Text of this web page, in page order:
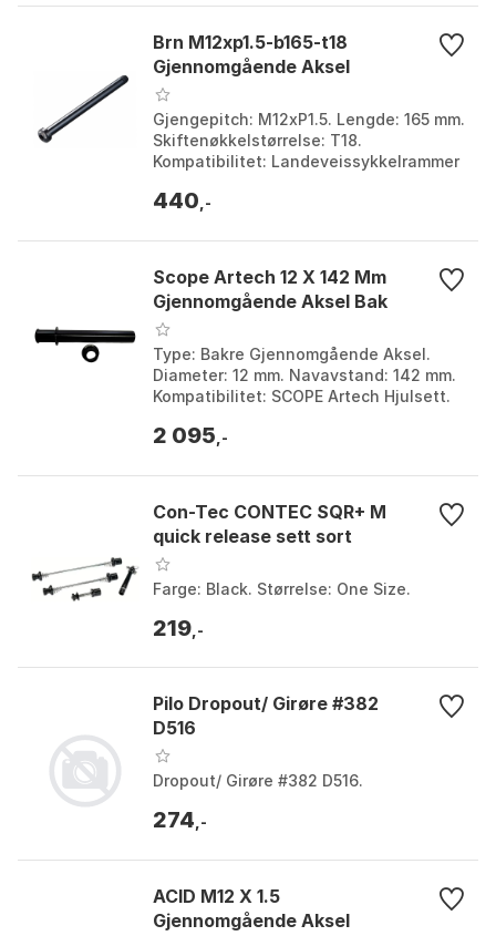
Brn M12xp1.5-b165-t18
Gjennomgående Aksel
Gjengepitch: M12xP1.5. Lengde: 165 mm.
Skiftenøkkelstørrelse: T18.
Kompatibilitet: Landeveissykkelrammer
Black 2. Stør...
440 ,-
Scope Artech 12 X 142 Mm
Gjennomgående Aksel Bak
Type: Bakre Gjennomgående Aksel.
Diameter: 12 mm. Navavstand: 142 mm.
Kompatibilitet: SCOPE Artech Hjulsett.
2 095 ,-
Con-Tec CONTEC SQR+ M
quick release sett sort
Farge: Black. Størrelse: One Size.
219 ,-
Pilo Dropout/ Girøre #382
D516
Dropout/ Girøre #382 D516.
274 ,-
ACID M12 X 1.5
Gjennomgående Aksel